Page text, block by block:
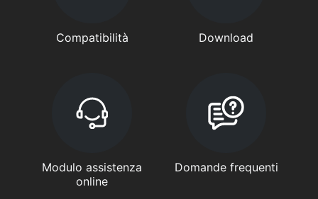
Compatibilità Download
Modulo assistenza
online
Domande frequenti